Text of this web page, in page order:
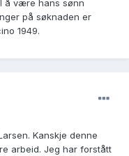
å være hans sønn
på søknaden er
1949.
Kanskje denne
arbeid. Jeg har forstått